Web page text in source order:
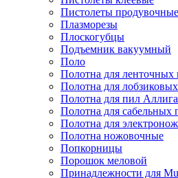
Пистолеты продувочные
Плазморезы
Плоскогубцы
Подъемник вакуумный
Поло
Полотна для ленточных
Полотна для
Полотна для пил
Полотна для сабельных
Полотна для
Полотна ножовочные
Попкорницы
Порошок меловой
Принадлежности для